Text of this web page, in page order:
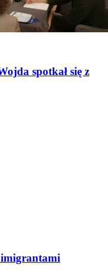
spotkał się z